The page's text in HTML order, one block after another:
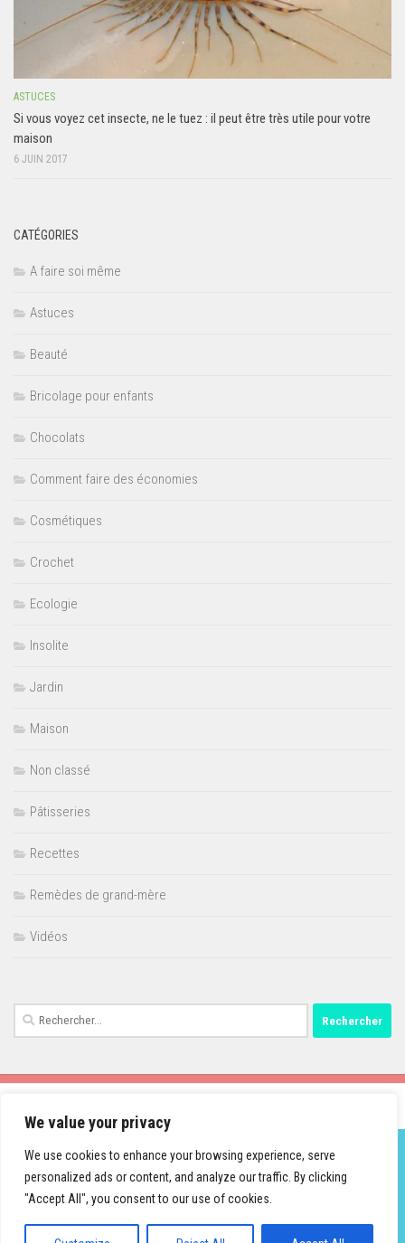
We value your privacy
We use cookies to enhance your browsing experience, serve
personalized ads or content, and analyze our traffic. By clicking
"Accept All", you consent to our use of cookies.
ASTUCES
Si vous voyez cet insecte, ne le tuez : il peut être très utile pour votre
maison
6 JUIN 2017
CATÉGORIES
A faire soi même
Astuces
Beauté
Bricolage pour enfants
Chocolats
Comment faire des économies
Cosmétiques
Crochet
Ecologie
Insolite
Jardin
Maison
Non classé
Pâtisseries
Recettes
Remèdes de grand-mère
Vidéos
Rechercher :